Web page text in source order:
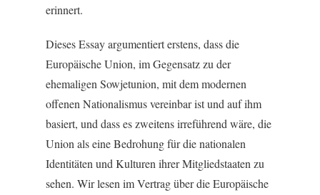
erinnert.
Dieses Essay argumentiert erstens, dass die
Europäische Union, im Gegensatz zu der
ehemaligen Sowjetunion, mit dem modernen
offenen Nationalismus vereinbar ist und auf ihm
basiert, und dass es zweitens irreführend wäre, die
Union als eine Bedrohung für die nationalen
Identitäten und Kulturen ihrer Mitgliedstaaten zu
sehen. Wir lesen im Vertrag über die Europäische